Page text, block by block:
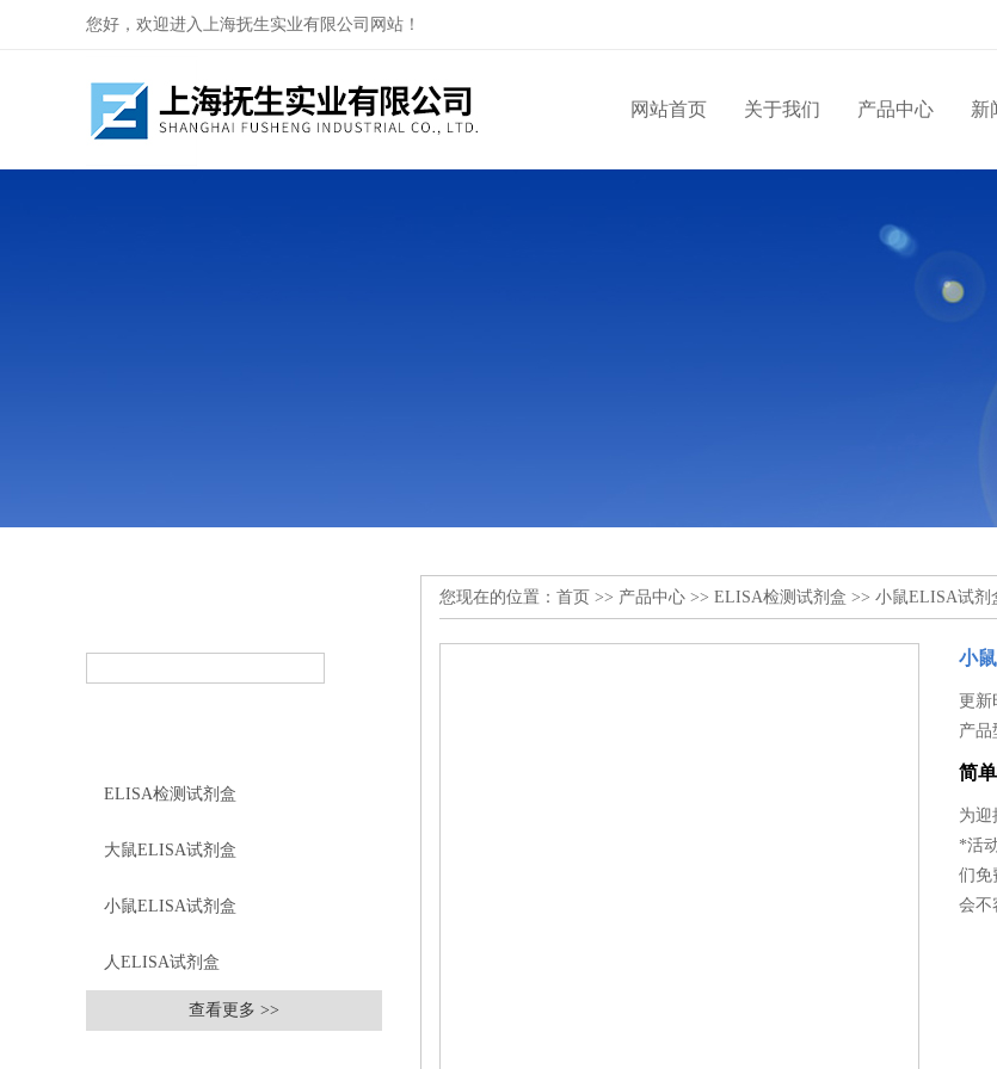
您好，欢迎进入上海抚生实业有限公司网站！
网站首页 关于我们 产品中心 新
ELISA检测试剂盒
大鼠ELISA试剂盒
小鼠ELISA试剂盒
人ELISA试剂盒
查看更多 >>
您现在的位置： 首页 >> 产品中心 >> ELISA检测试剂盒 >> 小鼠ELISA试剂
小
更新
产品
简
为迎
*活
们免
会不